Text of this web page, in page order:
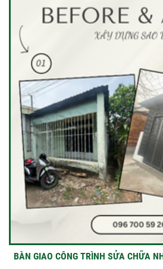
BÀN GIAO CÔNG TRÌNH SỬA CHỮA